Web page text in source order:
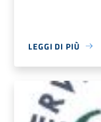
LEGGI DI PIÙ